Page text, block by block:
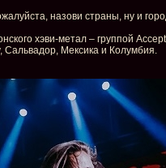
назови страны, ну и
хэви-метал – группой
Сальвадор, Мексика и Колумбия.